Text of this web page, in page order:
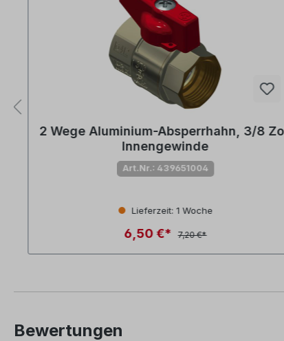
2 Wege Aluminium-Absperrhahn, 3/8
Innengewinde
Art.Nr.: 439651004
Lieferzeit: 1 Woche
6,50 €* 7,20 €*
Bewertungen